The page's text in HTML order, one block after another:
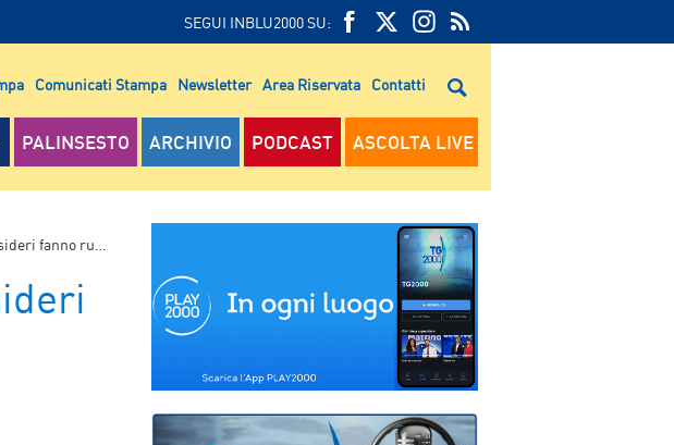
SEGUI INBLU2000 SU:
FEED
RSS
RSS
Comunicati Stampa Newsletter Area Riservata Contatti
PALINSESTO ARCHIVIO PODCAST ASCOLTA LIVE
fanno rumore